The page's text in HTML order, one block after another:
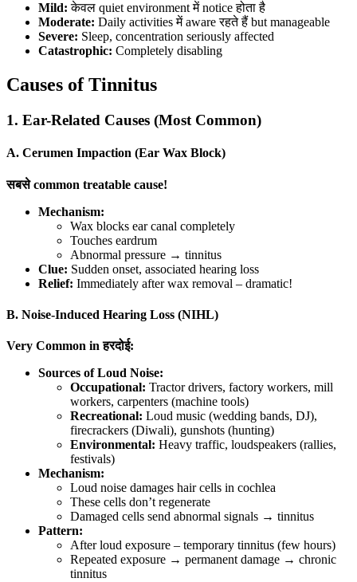
Mild: केवल quiet environment में notice होता है
Moderate: Daily activities में aware रहते हैं but manageable
Severe: Sleep, concentration seriously affected
Catastrophic: Completely disabling
Causes of Tinnitus
1. Ear-Related Causes (Most Common)
A. Cerumen Impaction (Ear Wax Block)
सबसे common treatable cause!
Mechanism:
Wax blocks ear canal completely
Touches eardrum
Abnormal pressure → tinnitus
Clue: Sudden onset, associated hearing loss
Relief: Immediately after wax removal – dramatic!
B. Noise-Induced Hearing Loss (NIHL)
Very Common in हरदोई:
Sources of Loud Noise:
Occupational: Tractor drivers, factory workers, mill
workers, carpenters (machine tools)
Recreational: Loud music (wedding bands, DJ),
firecrackers (Diwali), gunshots (hunting)
Environmental: Heavy traffic, loudspeakers (rallies,
festivals)
Mechanism:
Loud noise damages hair cells in cochlea
These cells don’t regenerate
Damaged cells send abnormal signals → tinnitus
Pattern:
After loud exposure – temporary tinnitus (few hours)
Repeated exposure → permanent damage → chronic
tinnitus